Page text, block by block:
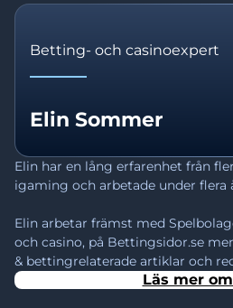
Betting- och casinoexpert
Elin Sommer
Elin har en lång erfarenhet från
igaming och arbetade under flera
Elin arbetar främst med
och casino, på Bettingsidor.se
& bettingrelaterade artiklar och
Läs mer